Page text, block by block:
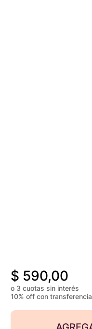
$ 590,00
o 3 cuotas sin interés
10% off con transferencia